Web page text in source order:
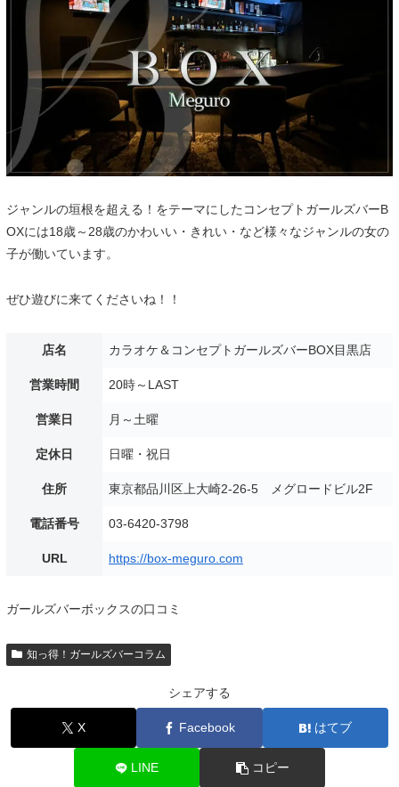
ジャンルの垣根を超える！をテーマにしたコンセプトガールズバーB
OXには18歳～28歳のかわいい・きれい・など様々なジャンルの女の
子が働いています。
ぜひ遊びに来てくださいね！！
店名 カラオケ＆コンセプトガールズバーBOX目黒店
営業時間 20時～LAST
営業日 月～土曜
定休日 日曜・祝日
住所 東京都品川区上大崎2-26-5 メグロードビル2F
電話番号 03-6420-3798
URL https://box-meguro.com
ガールズバーボックスの口コミ
知っ得！ガールズバーコラム
シェアする
X Facebook はてブ
LINE コピー